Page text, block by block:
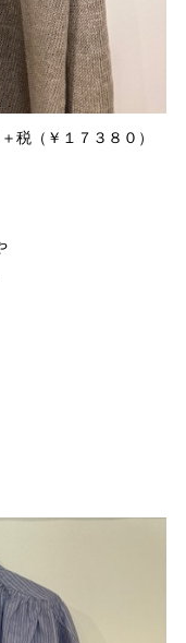
（￥１７３８０）